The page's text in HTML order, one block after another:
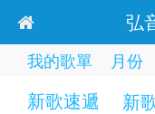
弘
我的歌單 月份
新歌速遞 新